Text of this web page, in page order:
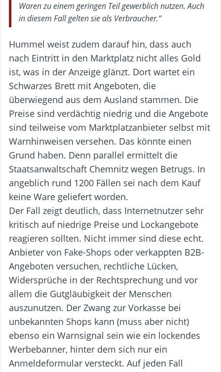
Waren zu einem geringen Teil gewerblich nutzen. Auch
in diesem Fall gelten sie als Verbraucher.“
Hummel weist zudem darauf hin, dass auch
nach Eintritt in den Marktplatz nicht alles Gold
ist, was in der Anzeige glänzt. Dort wartet ein
Schwarzes Brett mit Angeboten, die
überwiegend aus dem Ausland stammen. Die
Preise sind verdächtig niedrig und die Angebote
sind teilweise vom Marktplatzanbieter selbst mit
Warnhinweisen versehen. Das könnte einen
Grund haben. Denn parallel ermittelt die
Staatsanwaltschaft Chemnitz wegen Betrugs. In
angeblich rund 1200 Fällen sei nach dem Kauf
keine Ware geliefert worden.
Der Fall zeigt deutlich, dass Internetnutzer sehr
kritisch auf niedrige Preise und Lockangebote
reagieren sollten. Nicht immer sind diese echt.
Anbieter von Fake-Shops oder verkappten B2B-
Angeboten versuchen, rechtliche Lücken,
Widersprüche in der Rechtsprechung und vor
allem die Gutgläubigkeit der Menschen
auszunutzen. Der Zwang zur Vorkasse bei
unbekannten Shops kann (muss aber nicht)
ebenso ein Warnsignal sein wie ein lockendes
Werbebanner, hinter dem sich nur ein
Anmeldeformular versteckt. Auf jeden Fall